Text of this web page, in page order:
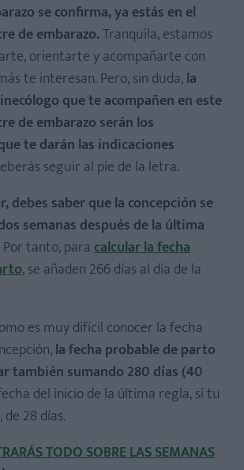
y orina
o ecografía de la semana 12
trimestre
trimestre
cribado prenatal, amniocentesis
y curva de glucosa
feto
del aumento de peso y la alimentación
en el primer trimestre de embarazo?
se confirma, ya estás en el
de embarazo.Tranquila, estamos
orientarte y acompañarte con
te interesan. Pero, sin duda,la
que te acompañen en este
de embarazo serán los
te darán las indicaciones
seguir al pie de la letra.
debes saber que la concepción se
semanas después de la última
Por tanto, para calcular la fecha
, se añaden 266 días al día de la
es muy difícil conocer la fecha
la fecha probable de parto
también sumando 280 días (40
del inicio de la última regla, si tu
28 días.
TODO SOBRE LAS SEMANAS